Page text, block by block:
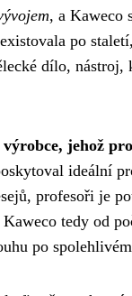
, a Kaweco
po
dílo,
jehož
ideální
profesoři je
tedy od
po